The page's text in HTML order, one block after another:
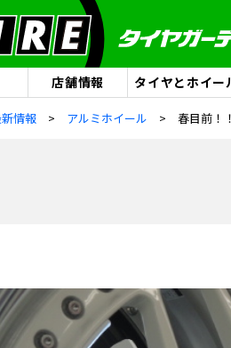
店舗情報 タイヤとホイー
情報 アルミホイール 春目前！！